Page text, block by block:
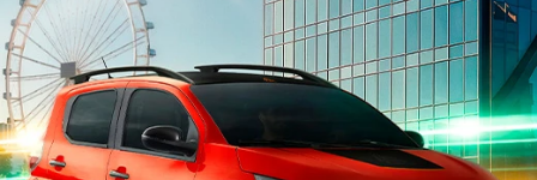
Versão escolhida